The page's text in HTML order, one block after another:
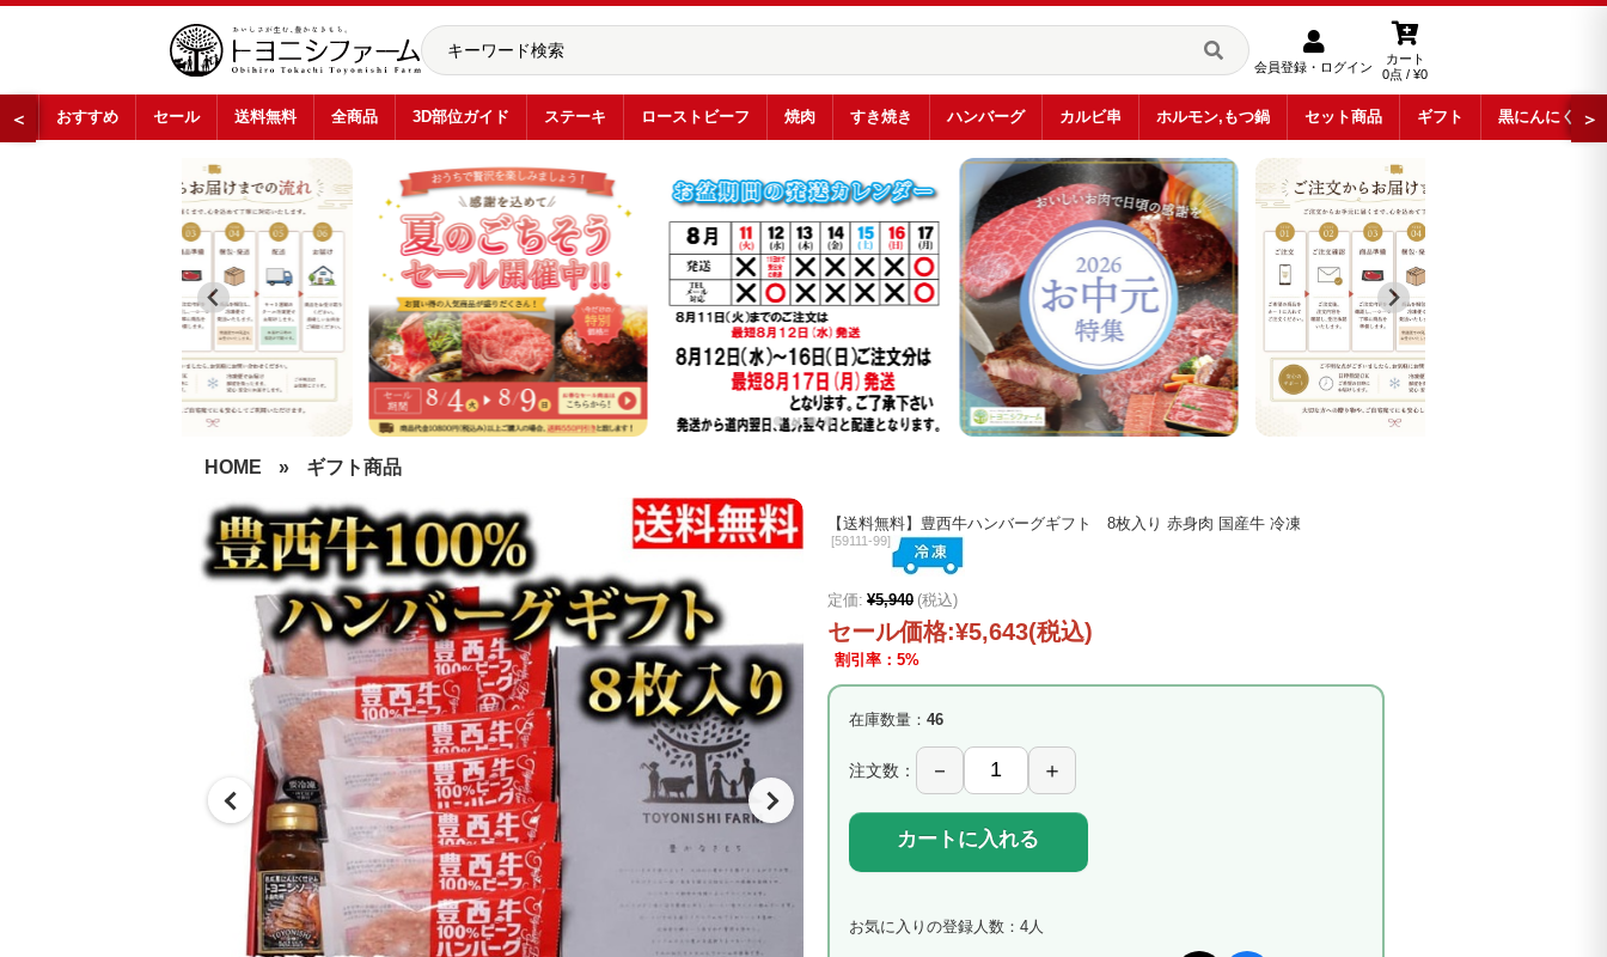
会員登録・ログイン
カート
0点 / ¥0
＜ おすすめ セール 送料無料 全商品 3D部位ガイド ステーキ ローストビーフ 焼肉 すき焼き ハンバーグ カルビ串 ホルモン,もつ鍋 セット商品 ギフト 黒にんにく ＞
HOME » ギフト商品
【送料無料】豊西牛ハンバーグギフト 8枚入り 赤身肉 国産牛 冷凍
[59111-99]
定価: ¥5,940 (税込)
セール価格:¥5,643(税込)
割引率：5%
在庫数量： 46
注文数：
カートに入れる
お気に入りの登録人数：4人